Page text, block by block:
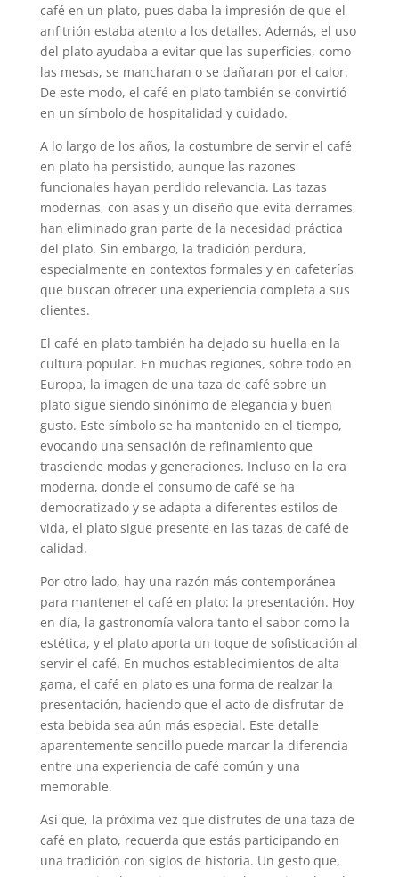
café en un plato, pues daba la impresión de que el
anfitrión estaba atento a los detalles. Además, el uso
del plato ayudaba a evitar que las superficies, como
las mesas, se mancharan o se dañaran por el calor.
De este modo, el café en plato también se convirtió
en un símbolo de hospitalidad y cuidado.
A lo largo de los años, la costumbre de servir el café
en plato ha persistido, aunque las razones
funcionales hayan perdido relevancia. Las tazas
modernas, con asas y un diseño que evita derrames,
han eliminado gran parte de la necesidad práctica
del plato. Sin embargo, la tradición perdura,
especialmente en contextos formales y en cafeterías
que buscan ofrecer una experiencia completa a sus
clientes.
El café en plato también ha dejado su huella en la
cultura popular. En muchas regiones, sobre todo en
Europa, la imagen de una taza de café sobre un
plato sigue siendo sinónimo de elegancia y buen
gusto. Este símbolo se ha mantenido en el tiempo,
evocando una sensación de refinamiento que
trasciende modas y generaciones. Incluso en la era
moderna, donde el consumo de café se ha
democratizado y se adapta a diferentes estilos de
vida, el plato sigue presente en las tazas de café de
calidad.
Por otro lado, hay una razón más contemporánea
para mantener el café en plato: la presentación. Hoy
en día, la gastronomía valora tanto el sabor como la
estética, y el plato aporta un toque de sofisticación al
servir el café. En muchos establecimientos de alta
gama, el café en plato es una forma de realzar la
presentación, haciendo que el acto de disfrutar de
esta bebida sea aún más especial. Este detalle
aparentemente sencillo puede marcar la diferencia
entre una experiencia de café común y una
memorable.
Así que, la próxima vez que disfrutes de una taza de
café en plato, recuerda que estás participando en
una tradición con siglos de historia. Un gesto que,